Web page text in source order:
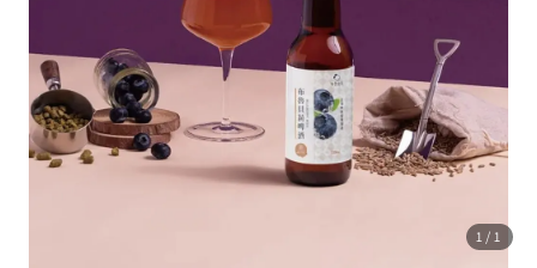
1 /1